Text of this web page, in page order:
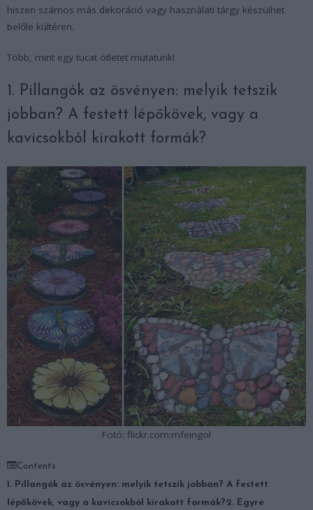
hiszen számos más dekoráció vagy használati tárgy készülhet
belőle kültéren.
Több, mint egy tucat ötletet mutatunk!
1. Pillangók az ösvényen: melyik tetszik
jobban? A festett lépőkövek, vagy a
kavicsokból kirakott formák?
Fotó: flickr.com:mfeingol
Contents
1. Pillangók az ösvényen: melyik tetszik jobban? A festett
lépőkövek, vagy a kavicsokból kirakott formák?2. Egyre